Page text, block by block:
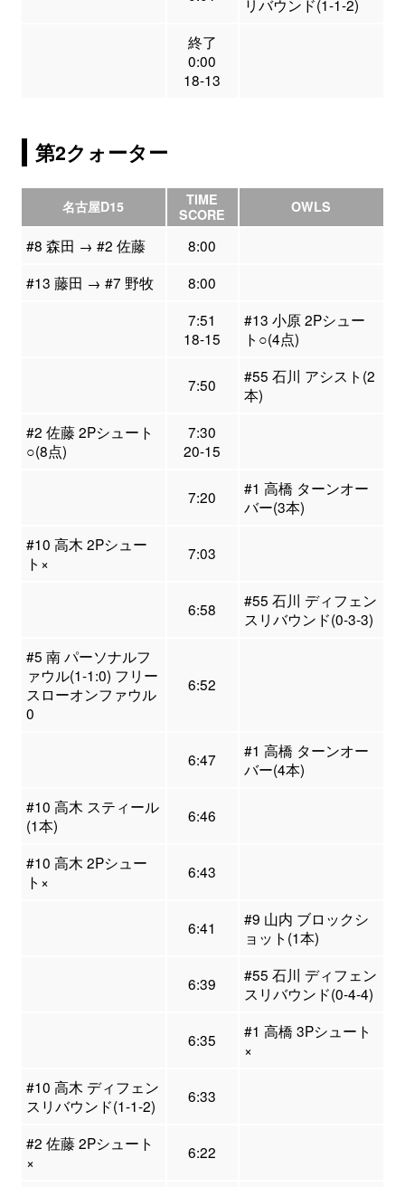
リバウンド(1-1-2)
終了
0:00
18-13
第2クォーター
名古屋D15
TIME
SCORE
OWLS
#8 森田 → #2 佐藤
8:00
#13 藤田 → #7 野牧
8:00
7:51
18-15
#13 小原 2Pシュー
ト○(4点)
7:50
#55 石川 アシスト(2
本)
#2 佐藤 2Pシュート
○(8点)
7:30
20-15
7:20
#1 高橋 ターンオー
バー(3本)
#10 高木 2Pシュー
ト×
7:03
6:58
#55 石川 ディフェン
スリバウンド(0-3-3)
#5 南 パーソナルフ
ァウル(1-1:0) フリー
スローオンファウル
0
6:52
6:47
#1 高橋 ターンオー
バー(4本)
#10 高木 スティール
(1本)
6:46
#10 高木 2Pシュー
ト×
6:43
6:41
#9 山内 ブロックシ
ョット(1本)
6:39
#55 石川 ディフェン
スリバウンド(0-4-4)
6:35
#1 高橋 3Pシュート
×
#10 高木 ディフェン
スリバウンド(1-1-2)
6:33
#2 佐藤 2Pシュート
×
6:22